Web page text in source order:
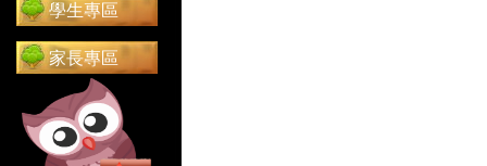
學生專區
家長專區